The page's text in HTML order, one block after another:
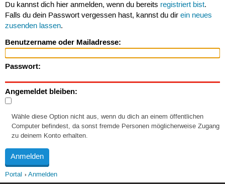
Du kannst dich hier anmelden, wenn du bereits registriert bist.
Falls du dein Passwort vergessen hast, kannst du dir ein neues
zusenden lassen.
Benutzername oder Mailadresse:
Passwort:
Angemeldet bleiben:
Wähle diese Option nicht aus, wenn du dich an einem öffentlichen
Computer befindest, da sonst fremde Personen möglicherweise Zugang
zu deinem Konto erhalten.
Portal Anmelden